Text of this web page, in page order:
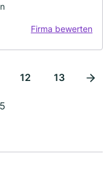
Firma bewerten
12 13